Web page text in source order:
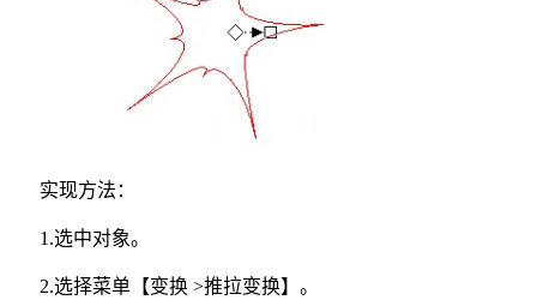
实现方法：
1.选中对象。
2.选择菜单【变换 >推拉变换】。